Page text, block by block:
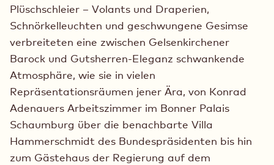
Plüschschleier – Volants und Draperien,
Schnörkelleuchten und geschwungene Gesimse
verbreiteten eine zwischen Gelsenkirchener
Barock und Gutsherren-Eleganz schwankende
Atmosphäre, wie sie in vielen
Repräsentationsräumen jener Ära, von Konrad
Adenauers Arbeitszimmer im Bonner Palais
Schaumburg über die benachbarte Villa
Hammerschmidt des Bundespräsidenten bis hin
zum Gästehaus der Regierung auf dem